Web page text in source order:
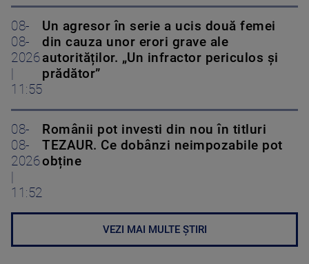
08-
08-
2026
11:55
Un agresor în serie a ucis două femei
din cauza unor erori grave ale
autorităților. „Un infractor periculos și
prădător”
08-
08-
2026
11:52
Românii pot investi din nou în titluri
TEZAUR. Ce dobânzi neimpozabile pot
obține
VEZI MAI MULTE ȘTIRI